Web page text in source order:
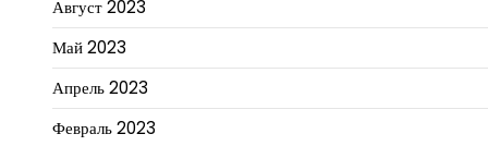
Август 2023
Май 2023
Апрель 2023
Февраль 2023